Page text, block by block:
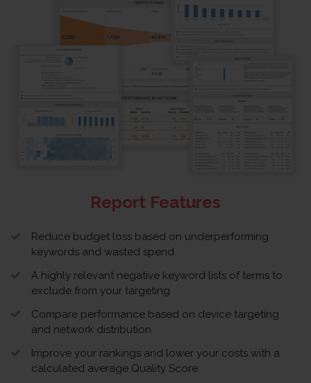
Report Features
Reduce budget loss based on underperforming
keywords and wasted spend
A highly relevant negative keyword lists of terms to
exclude from your targeting
Compare performance based on device targeting
and network distribution
Improve your rankings and lower your costs with a
calculated average Quality Score